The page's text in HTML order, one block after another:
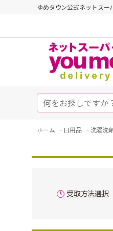
ゆめタウン公式ネットスー
ホーム - 日用品 - 洗濯洗剤
受取方法選択